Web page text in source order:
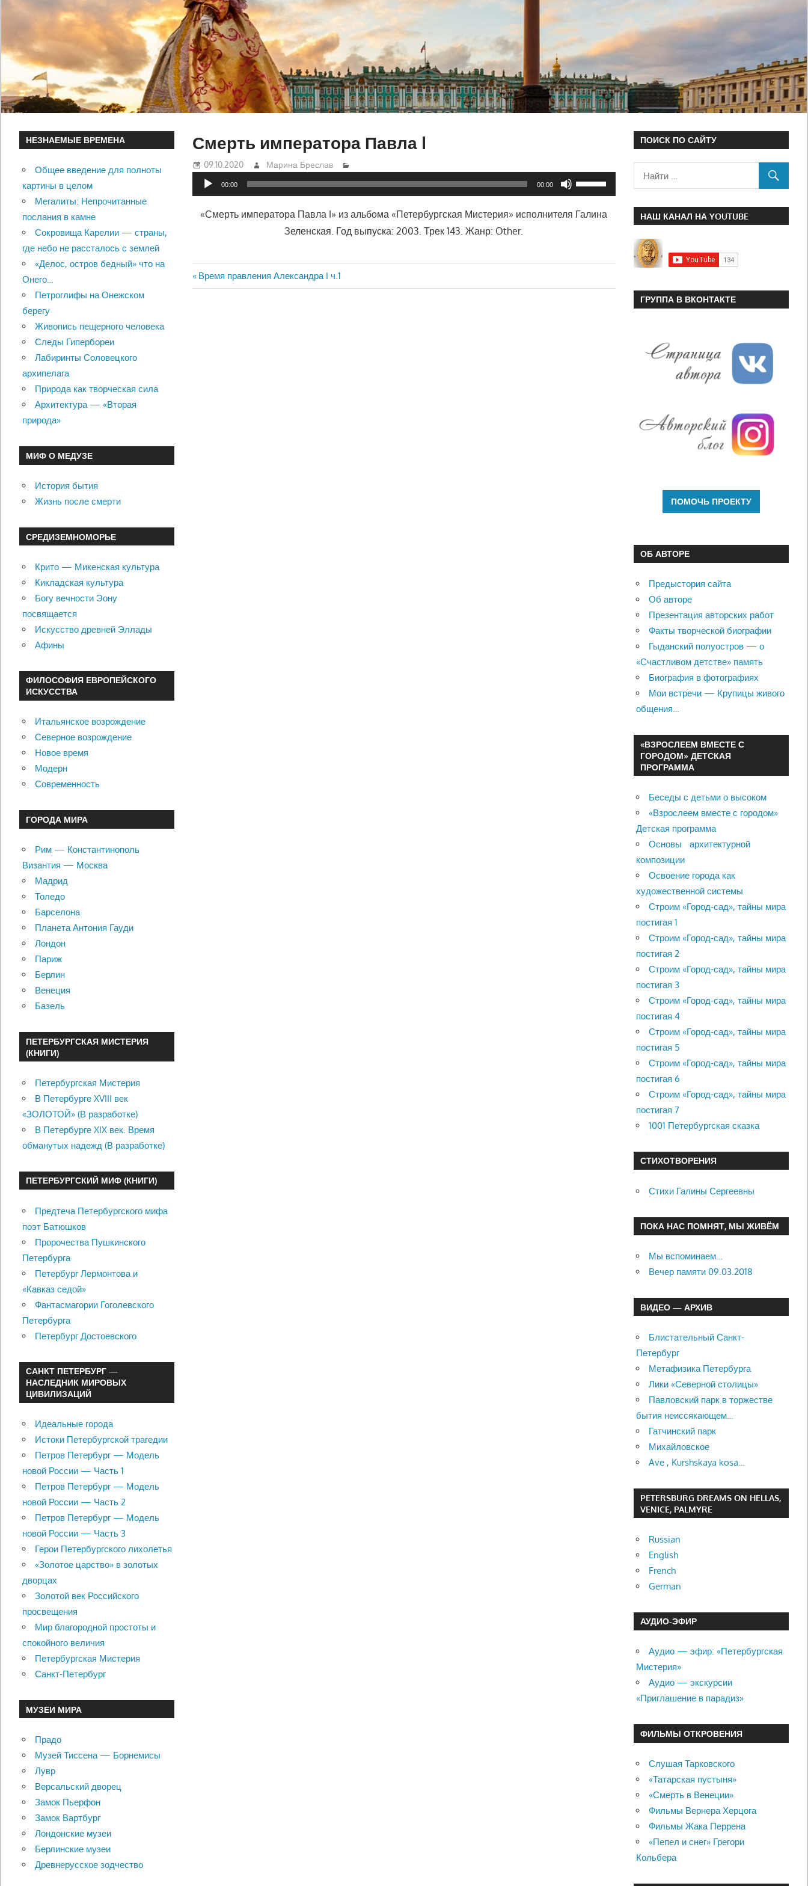
Смерть императора Павла I
09.10.2020 Марина Бреслав
Аудиоплеер
00:00 00:00
Используйте
клавиши
вверх/
увеличить
«Смерть императора Павла I» из альбома «Петербургская Мистерия» исполнителя Галина
Зеленская. Год выпуска: 2003. Трек 143. Жанр: Other.
Навигация
Previous
Post:
Время правления Александра I ч.1
НЕЗНАЕМЫЕ ВРЕМЕНА
Общее введение для полноты
картины в целом
Мегалиты: Непрочитанные
послания в камне
Сокровища Карелии — страны,
где небо не рассталось с землей
«Делос, остров бедный» что на
Онего…
Петроглифы на Онежском
берегу
Живопись пещерного человека
Следы Гипербореи
Лабиринты Соловецкого
архипелага
Природа как творческая сила
Архитектура — «Вторая
природа»
МИФ О МЕДУЗЕ
История бытия
Жизнь после смерти
СРЕДИЗЕМНОМОРЬЕ
Крито — Микенская культура
Кикладская культура
Богу вечности Эону
посвящается
Искусство древней Эллады
Афины
ФИЛОСОФИЯ ЕВРОПЕЙСКОГО
ИСКУССТВА
Итальянское возрождение
Северное возрождение
Новое время
Модерн
Современность
ГОРОДА МИРА
Рим — Константинополь
Византия — Москва
Мадрид
Толедо
Барселона
Планета Антония Гауди
Лондон
Париж
Берлин
Венеция
Базель
ПЕТЕРБУРГСКАЯ МИСТЕРИЯ
(КНИГИ)
Петербургская Мистерия
В Петербурге XVIII век
«ЗОЛОТОЙ» (В разработке)
В Петербурге XIX век. Время
обманутых надежд (В разработке)
ПЕТЕРБУРГСКИЙ МИФ (КНИГИ)
Предтеча Петербургского мифа
поэт Батюшков
Пророчества Пушкинского
Петербурга
Петербург Лермонтова и
«Кавказ седой»
Фантасмагории Гоголевского
Петербурга
Петербург Достоевского
САНКТ ПЕТЕРБУРГ —
НАСЛЕДНИК МИРОВЫХ
ЦИВИЛИЗАЦИЙ
Идеальные города
Истоки Петербургской трагедии
Петров Петербург — Модель
новой России — Часть 1
Петров Петербург — Модель
новой России — Часть 2
Петров Петербург — Модель
новой России — Часть 3
Герои Петербургского лихолетья
«Золотое царство» в золотых
дворцах
Золотой век Российского
просвещения
Мир благородной простоты и
спокойного величия
Петербургская Мистерия
Санкт-Петербург
МУЗЕИ МИРА
Прадо
Музей Тиссена — Борнемисы
Лувр
Версальский дворец
Замок Пьерфон
Замок Вартбург
Лондонские музеи
Берлинские музеи
Древнерусское зодчество
ПОИСК ПО САЙТУ
НАШ КАНАЛ НА YOUTUBE
ГРУППА В ВКОНТАКТЕ
ОБ АВТОРЕ
Предыстория сайта
Об авторе
Презентация авторских работ
Факты творческой биографии
Гыданский полуостров — о
«Счастливом детстве» память
Биография в фотографиях
Мои встречи — Крупицы живого
общения…
«ВЗРОСЛЕЕМ ВМЕСТЕ С
ГОРОДОМ» ДЕТСКАЯ
ПРОГРАММА
Беседы с детьми о высоком
«Взрослеем вместе с городом»
Детская программа
Основы архитектурной
композиции
Освоение города как
художественной системы
Строим «Город-сад», тайны мира
постигая 1
Строим «Город-сад», тайны мира
постигая 2
Строим «Город-сад», тайны мира
постигая 3
Строим «Город-сад», тайны мира
постигая 4
Строим «Город-сад», тайны мира
постигая 5
Строим «Город-сад», тайны мира
постигая 6
Строим «Город-сад», тайны мира
постигая 7
1001 Петербургская сказка
СТИХОТВОРЕНИЯ
Стихи Галины Сергеевны
ПОКА НАС ПОМНЯТ, МЫ ЖИВЁМ
Мы вспоминаем…
Вечер памяти 09.03.2018
ВИДЕО — АРХИВ
Блистательный Санкт-
Петербург
Метафизика Петербурга
Лики «Северной столицы»
Павловский парк в торжестве
бытия неиссякающем…
Гатчинский парк
Михайловское
Ave , Kurshskaya kosa…
PETERSBURG DREAMS ON HELLAS,
VENICE, PALMYRE
Russian
English
French
German
АУДИО-ЭФИР
Аудио — эфир: «Петербургская
Мистерия»
Аудио — экскурсии
«Приглашение в парадиз»
ФИЛЬМЫ ОТКРОВЕНИЯ
Слушая Тарковского
«Татарская пустыня»
«Смерть в Венеции»
Фильмы Вернера Херцога
Фильмы Жака Перрена
«Пепел и снег» Грегори
Кольбера